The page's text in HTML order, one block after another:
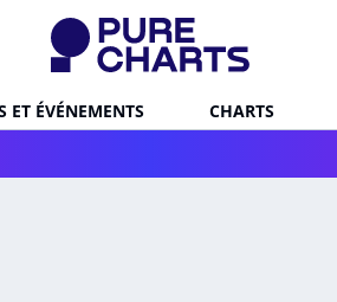
ET ÉVÉNEMENTS CHARTS